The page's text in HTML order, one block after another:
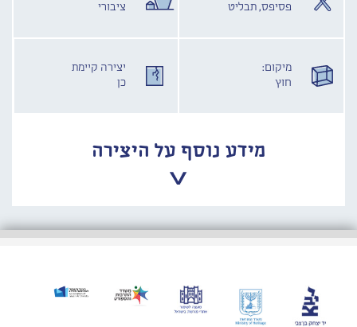
פסיפס, תבליט
ציבורי
מיקום:
חוץ
יצירה קיימת
כן
מידע נוסף על היצירה